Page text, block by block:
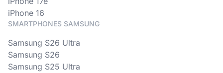
iPhone 16
SMARTPHONES SAMSUNG
Samsung S26 Ultra
Samsung S26
Samsung S25 Ultra